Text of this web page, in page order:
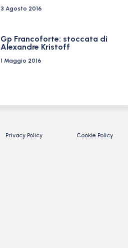
3 Agosto 2016
Gp Francoforte: stoccata di
Alexandre Kristoff
1 Maggio 2016
Privacy Policy Cookie Policy